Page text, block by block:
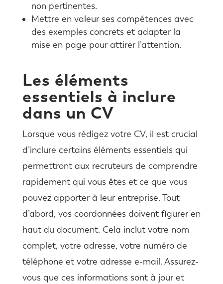
non pertinentes.
Mettre en valeur ses compétences avec
des exemples concrets et adapter la
mise en page pour attirer l’attention.
Les éléments
essentiels à inclure
dans un CV
Lorsque vous rédigez votre CV, il est crucial
d’inclure certains éléments essentiels qui
permettront aux recruteurs de comprendre
rapidement qui vous êtes et ce que vous
pouvez apporter à leur entreprise. Tout
d’abord, vos coordonnées doivent figurer en
haut du document. Cela inclut votre nom
complet, votre adresse, votre numéro de
téléphone et votre adresse e-mail. Assurez-
vous que ces informations sont à jour et